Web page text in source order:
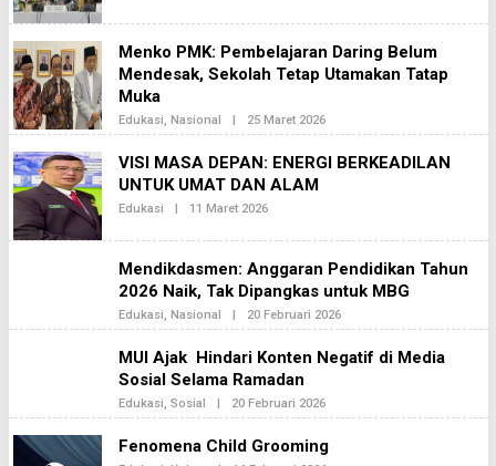
E
A
2
E
B
H
I
E
K
Menko PMK: Pembelajaran Daring Belum
Mendesak, Sekolah Tetap Utamakan Tatap
Muka
Edukasi, Nasional | 25 Maret 2026O
L
H
E
K
A
2
VISI MASA DEPAN: ENERGI BERKEADILAN
UNTUK UMAT DAN ALAM
Edukasi | 11 Maret 2026O
E
B
H
I
N
E
K
A
N
W
Mendikdasmen: Anggaran Pendidikan Tahun
2026 Naik, Tak Dipangkas untuk MBG
Edukasi, Nasional | 20 Februari 2026O
L
H
N
MUI Ajak Hindari Konten Negatif di Media
Sosial Selama Ramadan
Edukasi, Sosial | 20 Februari 2026O
L
H
Fenomena Child Grooming